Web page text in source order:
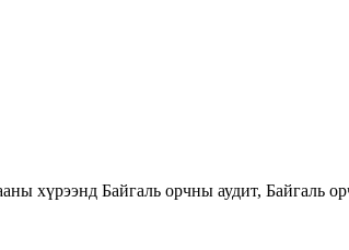
Байгаль орчны аудит, Байгаль